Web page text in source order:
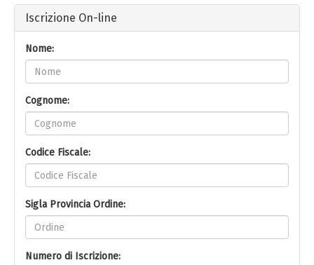
Iscrizione On-line
Nome:
Cognome:
Codice Fiscale:
Sigla Provincia Ordine:
Numero di Iscrizione: